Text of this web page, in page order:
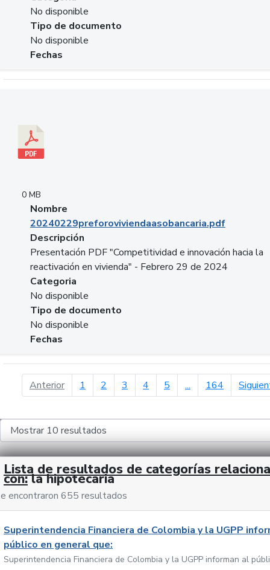
No disponible
Tipo de documento
No disponible
Fechas
0 MB
Nombre
20240229preforoviviendaasobancaria.pdf
Descripción
Presentación PDF "Competitividad e innovación hacia la
reactivación en vivienda" - Febrero 29 de 2024
Categoria
No disponible
Tipo de documento
No disponible
Fechas
Anteriorpágina anterior
1 2 3 4 5 ... 164
Lista de resultados de categorías
con: la hipotecaria
encontraron 655 resultados
Superintendencia Financiera de Colombia y la UGPP
público en general que:
Superintendencia Financiera de Colombia y la UGPP informan al